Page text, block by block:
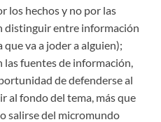
los hechos y no por las
distinguir entre información
que va a joder a alguien);
fuentes de información,
de defenderse al
al fondo del tema, más que
salirse del micromundo